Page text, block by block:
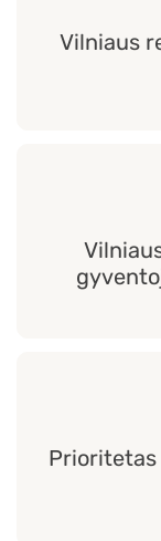
Vilniaus
Prioritetas